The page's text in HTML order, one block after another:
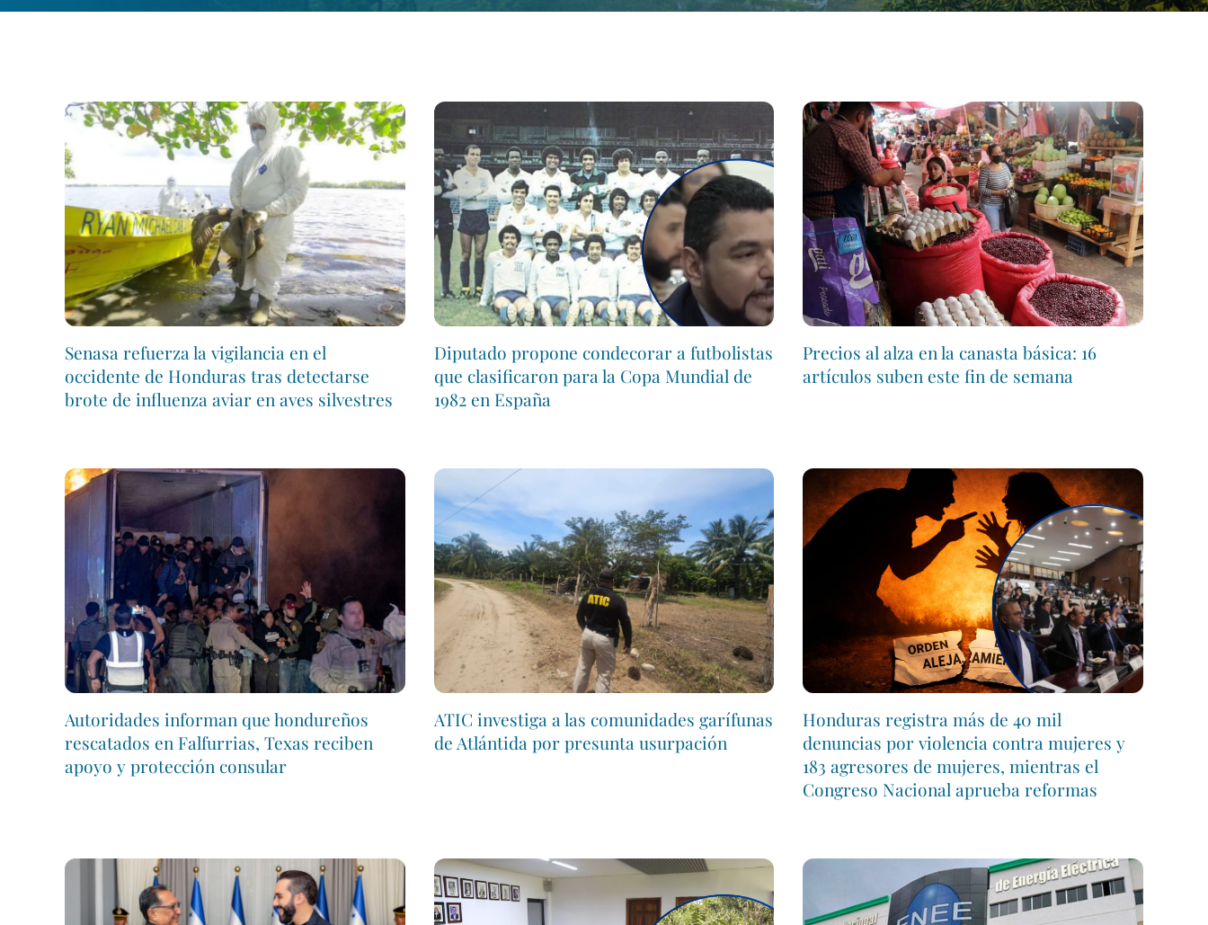
Senasa refuerza la vigilancia en el
occidente de Honduras tras detectarse
brote de influenza aviar en aves silvestres
Diputado propone condecorar a futbolistas
que clasificaron para la Copa Mundial de
1982 en España
Precios al alza en la canasta básica: 16
artículos suben este fin de semana
Autoridades informan que hondureños
rescatados en Falfurrias, Texas reciben
apoyo y protección consular
ATIC investiga a las comunidades garífunas
de Atlántida por presunta usurpación
Honduras registra más de 40 mil
denuncias por violencia contra mujeres y
183 agresores de mujeres, mientras el
Congreso Nacional aprueba reformas